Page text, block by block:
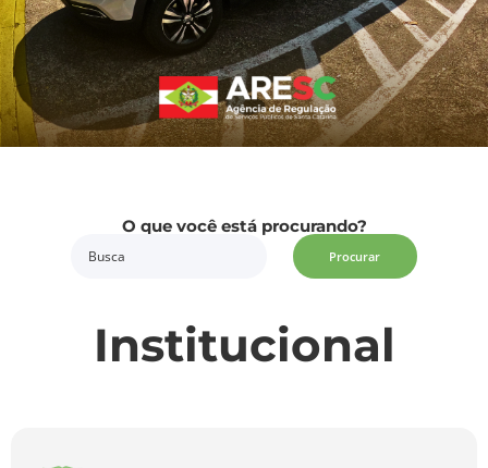
O que você está procurando?
Procurar
Institucional